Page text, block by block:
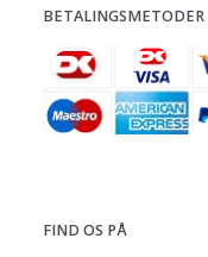
BETALINGSMETODER
FIND OS PÅ